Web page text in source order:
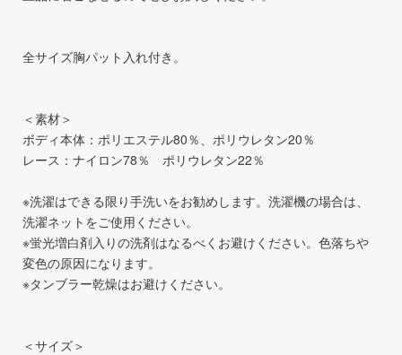
全サイズ胸パット入れ付き。
＜素材＞
ボディ本体：ポリエステル80％、ポリウレタン20％
レース：ナイロン78％ ポリウレタン22％
※洗濯はできる限り手洗いをお勧めします。洗濯機の場合は、
洗濯ネットをご使用ください。
※蛍光増白剤入りの洗剤はなるべくお避けください。色落ちや
変色の原因になります。
※タンブラー乾燥はお避けください。
＜サイズ＞